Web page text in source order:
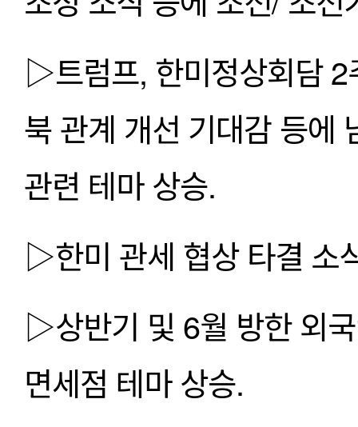
▷트럼프, 한미정상회담 2
북 관계 개선 기대감 등에
관련 테마 상승.
▷한미 관세 협상 타결 소
▷상반기 및 6월 방한 외
면세점 테마 상승.